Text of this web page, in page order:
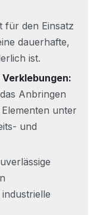
für den Einsatz
dauerhafte,
ist.
Anbringen
unter
und